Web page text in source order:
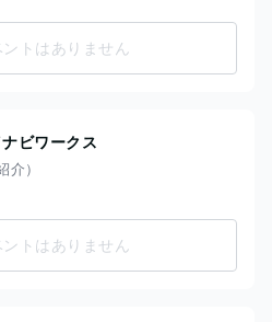
トはありません
ビワークス
介）
トはありません